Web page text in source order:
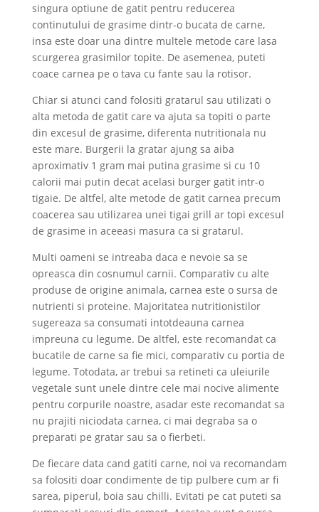
singura optiune de gatit pentru reducerea
continutului de grasime dintr-o bucata de carne,
insa este doar una dintre multele metode care lasa
scurgerea grasimilor topite. De asemenea, puteti
coace carnea pe o tava cu fante sau la rotisor.
Chiar si atunci cand folositi gratarul sau utilizati o
alta metoda de gatit care va ajuta sa topiti o parte
din excesul de grasime, diferenta nutritionala nu
este mare. Burgerii la gratar ajung sa aiba
aproximativ 1 gram mai putina grasime si cu 10
calorii mai putin decat acelasi burger gatit intr-o
tigaie. De altfel, alte metode de gatit carnea precum
coacerea sau utilizarea unei tigai grill ar topi excesul
de grasime in aceeasi masura ca si gratarul.
Multi oameni se intreaba daca e nevoie sa se
opreasca din cosnumul carnii. Comparativ cu alte
produse de origine animala, carnea este o sursa de
nutrienti si proteine. Majoritatea nutritionistilor
sugereaza sa consumati intotdeauna carnea
impreuna cu legume. De altfel, este recomandat ca
bucatile de carne sa fie mici, comparativ cu portia de
legume. Totodata, ar trebui sa retineti ca uleiurile
vegetale sunt unele dintre cele mai nocive alimente
pentru corpurile noastre, asadar este recomandat sa
nu prajiti niciodata carnea, ci mai degraba sa o
preparati pe gratar sau sa o fierbeti.
De fiecare data cand gatiti carne, noi va recomandam
sa folositi doar condimente de tip pulbere cum ar fi
sarea, piperul, boia sau chilli. Evitati pe cat puteti sa